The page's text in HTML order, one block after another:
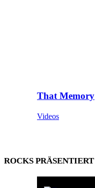
That Memory
Videos
ROCKS PRÄSENTIERT